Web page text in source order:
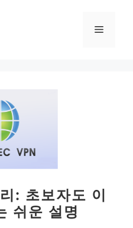
메
: 초보자도 이
쉬운 설명